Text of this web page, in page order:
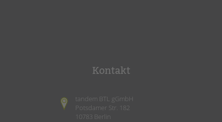
Kontakt
tandem BTL gGmbH
Potsdamer Str. 182
10783 Berlin